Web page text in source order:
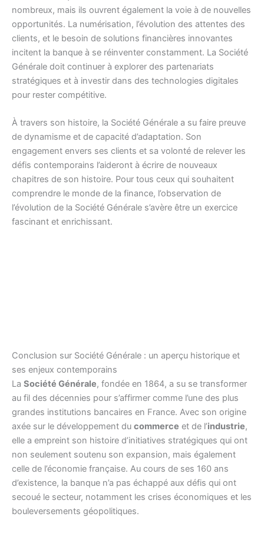
nombreux, mais ils ouvrent également la voie à de nouvelles
opportunités. La numérisation, l’évolution des attentes des
clients, et le besoin de solutions financières innovantes
incitent la banque à se réinventer constamment. La Société
Générale doit continuer à explorer des partenariats
stratégiques et à investir dans des technologies digitales
pour rester compétitive.
À travers son histoire, la Société Générale a su faire preuve
de dynamisme et de capacité d’adaptation. Son
engagement envers ses clients et sa volonté de relever les
défis contemporains l’aideront à écrire de nouveaux
chapitres de son histoire. Pour tous ceux qui souhaitent
comprendre le monde de la finance, l’observation de
l’évolution de la Société Générale s’avère être un exercice
fascinant et enrichissant.
Conclusion sur Société Générale : un aperçu historique et
ses enjeux contemporains
La Société Générale, fondée en 1864, a su se transformer
au fil des décennies pour s’affirmer comme l’une des plus
grandes institutions bancaires en France. Avec son origine
axée sur le développement du commerce et de l’industrie,
elle a empreint son histoire d’initiatives stratégiques qui ont
non seulement soutenu son expansion, mais également
celle de l’économie française. Au cours de ses 160 ans
d’existence, la banque n’a pas échappé aux défis qui ont
secoué le secteur, notamment les crises économiques et les
bouleversements géopolitiques.